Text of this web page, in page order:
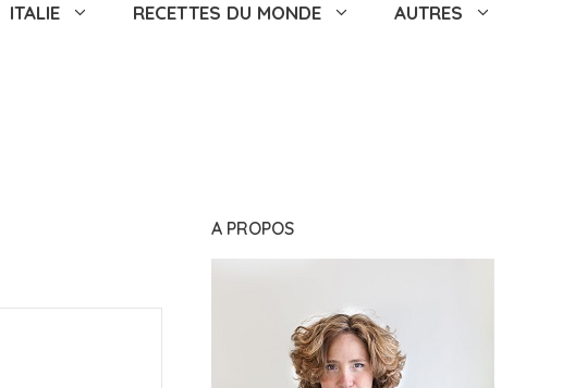
ITALIE RECETTES DU MONDE AUTRES
A PROPOS